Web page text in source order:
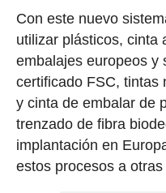
Con este nuevo
utilizar plásticos, cinta
embalajes europeos y
certificado FSC, tintas
y cinta de embalar de
trenzado de fibra
implantación en
estos procesos a